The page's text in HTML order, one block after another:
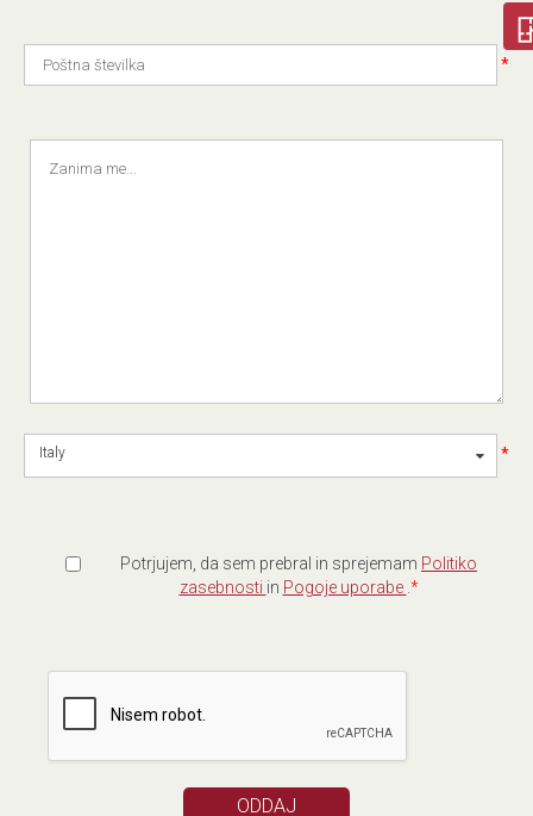
*
Italy *
Potrjujem, da sem prebral in sprejemam Politiko
zasebnosti in Pogoje uporabe *